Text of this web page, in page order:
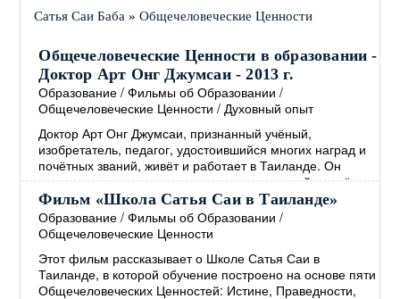
Сатья Саи Баба »Общечеловеческие Ценности
Общечеловеческие Ценности в образовании -
Доктор Арт Онг Джумсаи - 2013 г.
Образование /Фильмы об Образовании /
Общечеловеческие Ценности /Духовный опыт
Доктор Арт Онг Джумсаи, признанный учёный,
изобретатель, педагог, удостоившийся многих наград и
почётных званий, живёт и работает в Таиланде. Он
является создателем и директором известной во всём
мире школы Сатья Саи, основанной на
Общечеловеческих Ценностях. В своём выступлении,
которое проходило в Сингапуре в 2013 году, доктор Арт
Онг Джумсаи рассказывает о том, как интегрировать
Общечеловеческие Ценности в образование, а также о
жизни школы и опыте её→
Фильм «Школа Сатья Саи в Таиланде»
Образование /Фильмы об Образовании /
Общечеловеческие Ценности
Этот фильм рассказывает о Школе Сатья Саи в
Таиланде, в которой обучение построено на основе пяти
Общечеловеческих Ценностей: Истине, Праведности,